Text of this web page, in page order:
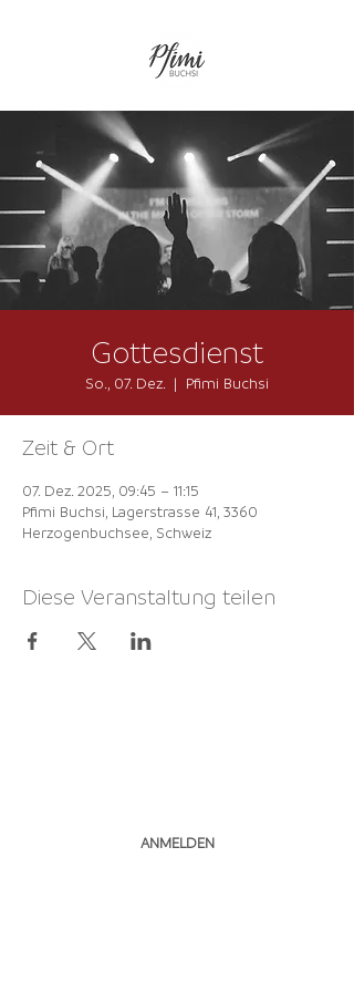
Gottesdienst
So., 07. Dez.
  |
Pfimi Buchsi
Zeit & Ort
07. Dez. 2025, 09:45 – 11:15
Pfimi Buchsi, Lagerstrasse 41, 3360
Herzogenbuchsee, Schweiz
Diese Veranstaltung teilen
ANMELDEN